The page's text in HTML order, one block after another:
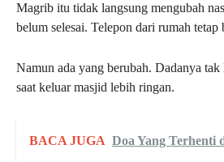
Magrib itu tidak langsung mengubah
belum selesai. Telepon dari rumah tetap
Namun ada yang berubah. Dadanya
saat keluar masjid lebih ringan.
BACA JUGA Doa Yang Terhenti